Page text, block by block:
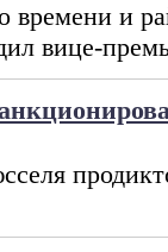
и
вице-